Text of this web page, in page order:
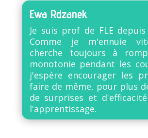
Ewa Rdzanek
Je suis prof de FLE depuis
Comme je m'ennuie
cherche toujours à
monotonie pendant les
j'espère encourager les
faire de même, pour plus
de surprises et
l'apprentissage.